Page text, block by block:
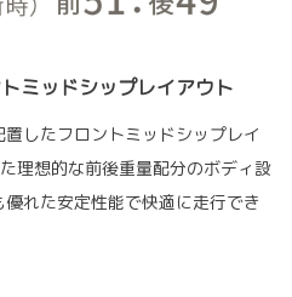
ミッドシップレイアウト
したフロントミッドシップレイ
理想的な前後重量配分のボディ設
れた安定性能で快適に走行でき